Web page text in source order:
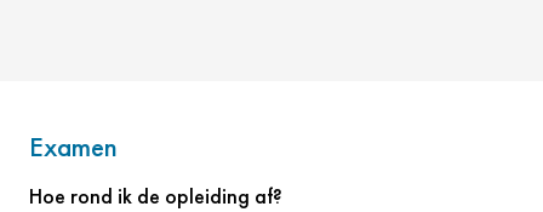
Examen
Hoe rond ik de opleiding af?